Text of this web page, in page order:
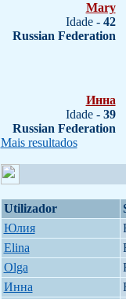
Mary
Idade - 42
Russian Federation
Инна
Idade - 39
Russian Federation
Mais resultados
Utilizador
Юлия
Elina
Olga
Инна